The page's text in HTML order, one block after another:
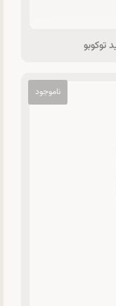
توکوبو